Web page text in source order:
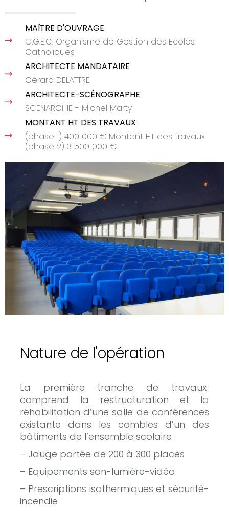
MAÎTRE D'OUVRAGE
O.G.E.C. Organisme de Gestion des Ecoles
Catholiques
ARCHITECTE MANDATAIRE
Gérard DELATTRE
ARCHITECTE-SCÉNOGRAPHE
SCENARCHIE - Michel Marty
MONTANT HT DES TRAVAUX
(phase 1) 400 000 € Montant HT des travaux
(phase 2) 3 500 000 €
Nature de l'opération
La première tranche de travaux
comprend la restructuration et la
réhabilitation d’une salle de conférences
existante dans les combles d’un des
bâtiments de l’ensemble scolaire :
– Jauge portée de 200 à 300 places
– Equipements son-lumière-vidéo
– Prescriptions isothermiques et sécurité-
incendie